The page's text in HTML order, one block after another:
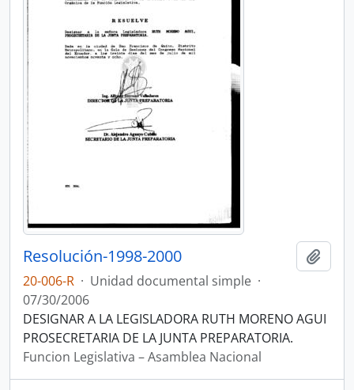
Resolución-1998-2000
20-006-R · Unidad documental simple ·
07/30/2006
DESIGNAR A LA LEGISLADORA RUTH MORENO AGUI
PROSECRETARIA DE LA JUNTA PREPARATORIA.
Funcion Legislativa – Asamblea Nacional